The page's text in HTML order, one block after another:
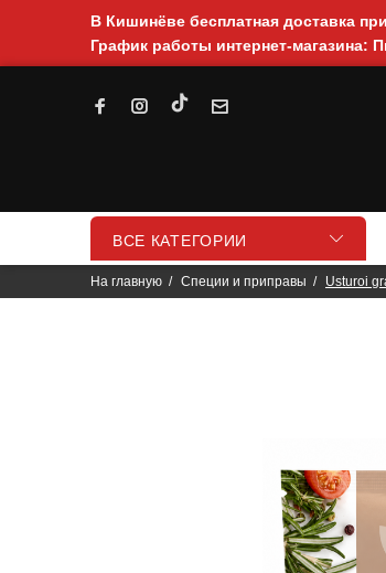
В Кишинёве бесплатная доставка
График работы интернет-магазина:
ВСЕ КАТЕГОРИИ
На главную Специи и приправы Usturoi